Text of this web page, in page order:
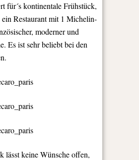
für´s kontinentale Frühstück,
ein Restaurant mit 1 Michelin-
moderner und
Es ist sehr beliebt bei den
lässt keine Wünsche offen,